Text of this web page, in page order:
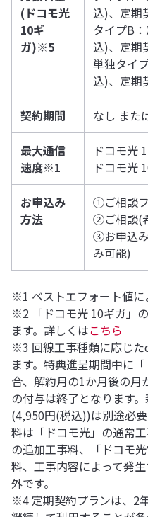
(ドコモ光
10ギ
ガ)※5
込)、定期
タイプB
込)、定期
単独タイ
込)、定期
契約期間 なし また
最大通信
速度※1
ドコモ光
ドコモ光
お申込み
方法
①ご相談
②ご相談(
③お申込
み可能)
※1 ベストエフォート値に
※2 「ドコモ光 10ギガ」
ます。詳しくはこちら
※3 回線工事種類に応じ
ます。特典進呈期間中に
合、解約月の1か月後の
の付与は終了となります
(4,950円(税込))は別途必
料は「ドコモ光」の通常
の追加工事料、「ドコモ
料、工事内容によって発
外です。
※4 定期契約プランは、2